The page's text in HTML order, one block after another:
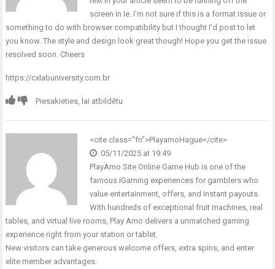
screen in Ie. I’m not sure if this is a format issue or
something to do with browser compatibility but I thought I’d post to let
you know. The style and design look great though! Hope you get the issue
resolved soon. Cheers
https://cxlabuniversity.com.br
Piesakieties, lai atbildētu
<cite class="fn">PlayamoHague</cite>
05/11/2025 at 19:49
PlayAmo Site Online Game Hub is one of the
famous iGaming experiences for gamblers who
value entertainment, offers, and instant payouts.
With hundreds of exceptional fruit machines, real
tables, and virtual live rooms, Play Amo delivers a unmatched gaming
experience right from your station or tablet.
New visitors can take generous welcome offers, extra spins, and enter
elite member advantages.